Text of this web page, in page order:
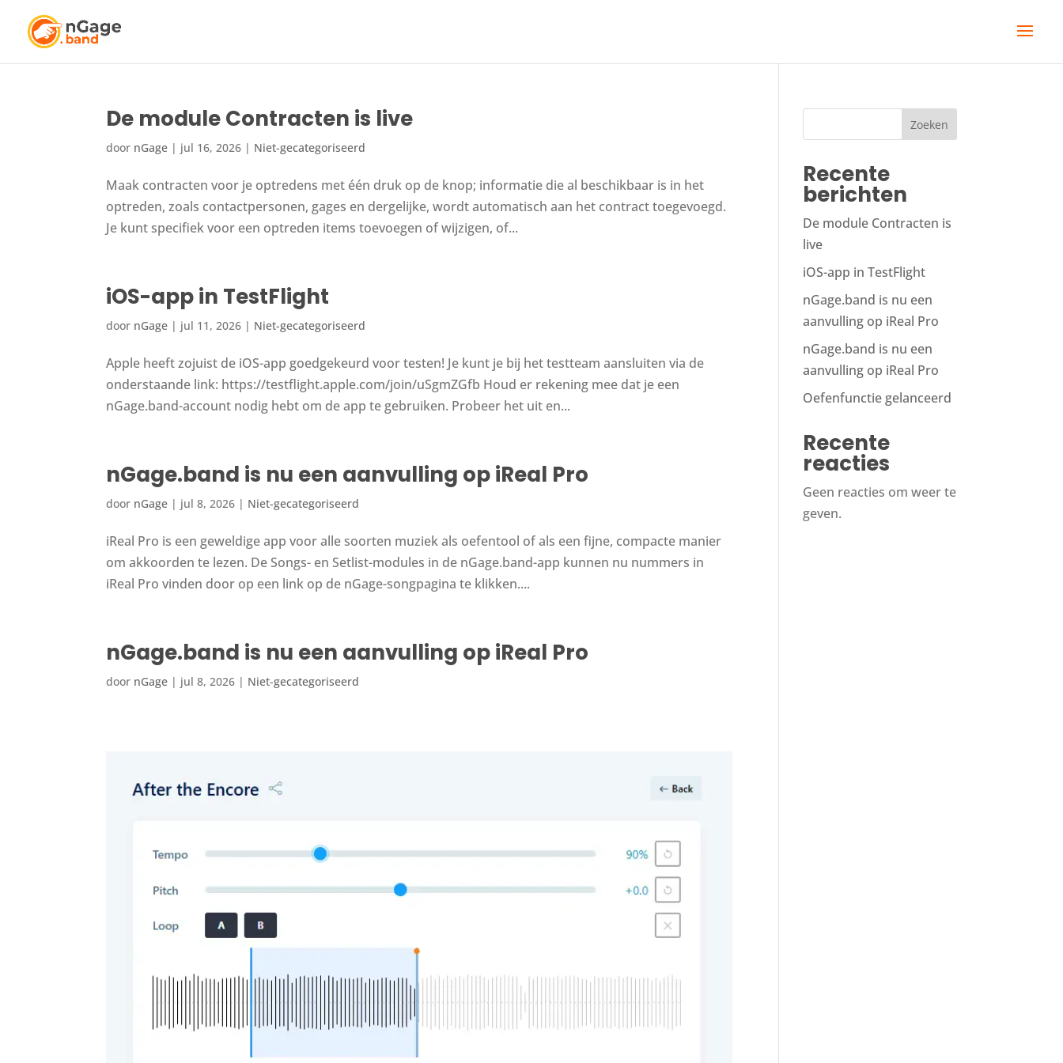
De module Contracten is live
door nGage | jul 16, 2026 | Niet-gecategoriseerd
Maak contracten voor je optredens met één druk op de knop; informatie die al beschikbaar is in het
optreden, zoals contactpersonen, gages en dergelijke, wordt automatisch aan het contract toegevoegd.
Je kunt specifiek voor een optreden items toevoegen of wijzigen, of...
iOS-app in TestFlight
door nGage | jul 11, 2026 | Niet-gecategoriseerd
Apple heeft zojuist de iOS-app goedgekeurd voor testen! Je kunt je bij het testteam aansluiten via de
onderstaande link: https://testflight.apple.com/join/uSgmZGfb Houd er rekening mee dat je een
nGage.band-account nodig hebt om de app te gebruiken. Probeer het uit en...
nGage.band is nu een aanvulling op iReal Pro
door nGage | jul 8, 2026 | Niet-gecategoriseerd
iReal Pro is een geweldige app voor alle soorten muziek als oefentool of als een fijne, compacte manier
om akkoorden te lezen. De Songs- en Setlist-modules in de nGage.band-app kunnen nu nummers in
iReal Pro vinden door op een link op de nGage-songpagina te klikken....
nGage.band is nu een aanvulling op iReal Pro
door nGage | jul 8, 2026 | Niet-gecategoriseerd
Zoeken
Recente
berichten
De module Contracten is
live
iOS-app in TestFlight
nGage.band is nu een
aanvulling op iReal Pro
nGage.band is nu een
aanvulling op iReal Pro
Oefenfunctie gelanceerd
Recente
reacties
Geen reacties om weer te
geven.